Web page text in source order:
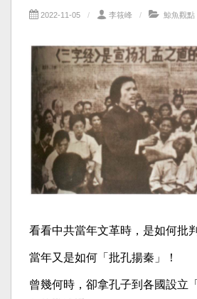
2022-11-05 李筱峰 鯨魚觀點
看看中共當年文革時，是如何批
當年又是如何「批孔揚秦」！
曾幾何時，卻拿孔子到各國設立